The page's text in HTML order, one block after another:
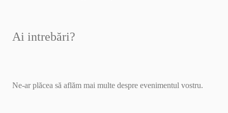
Ai intrebări?
Ne-ar plăcea să aflăm mai multe despre evenimentul vostru.